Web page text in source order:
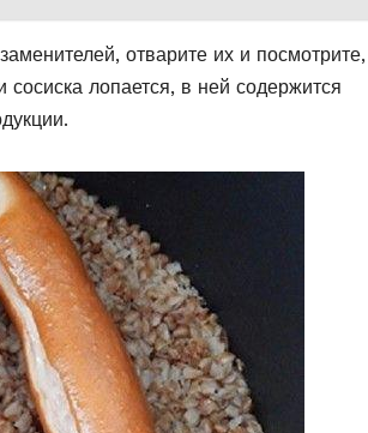
отварите их и посмотрите,
лопается, в ней содержится